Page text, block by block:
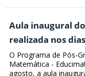
Aula inaugural
realizada nos
O Programa de Pós-
Matemática -
agosto, a aula